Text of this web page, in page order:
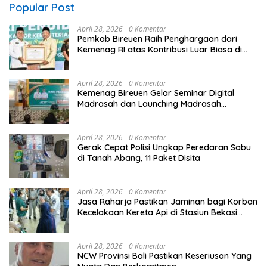
Popular Post
April 28, 2026 0 Komentar
Pemkab Bireuen Raih Penghargaan dari
Kemenag RI atas Kontribusi Luar Biasa di
April 28, 2026 0 Komentar
Kemenag Bireuen Gelar Seminar Digital
Madrasah dan Launching Madrasah
April 28, 2026 0 Komentar
Gerak Cepat Polisi Ungkap Peredaran Sabu
di Tanah Abang, 11 Paket Disita
April 28, 2026 0 Komentar
Jasa Raharja Pastikan Jaminan bagi Korban
Kecelakaan Kereta Api di Stasiun Bekasi
April 28, 2026 0 Komentar
NCW Provinsi Bali Pastikan Keseriusan Yang